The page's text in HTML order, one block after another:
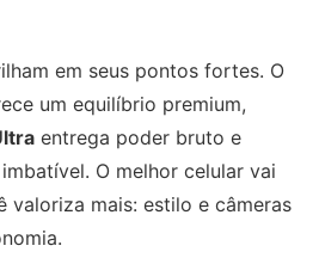
em seus pontos fortes. O
um equilíbrio premium,
entrega poder bruto e
O melhor celular vai
valoriza mais: estilo e câmeras